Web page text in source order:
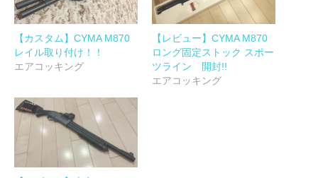
【カスタム】CYMA M870
レイル取り付け！！
エアコッキング
【レビュー】CYMA M870
ロング固定ストック スポー
ツライン 開封!!
エアコッキング